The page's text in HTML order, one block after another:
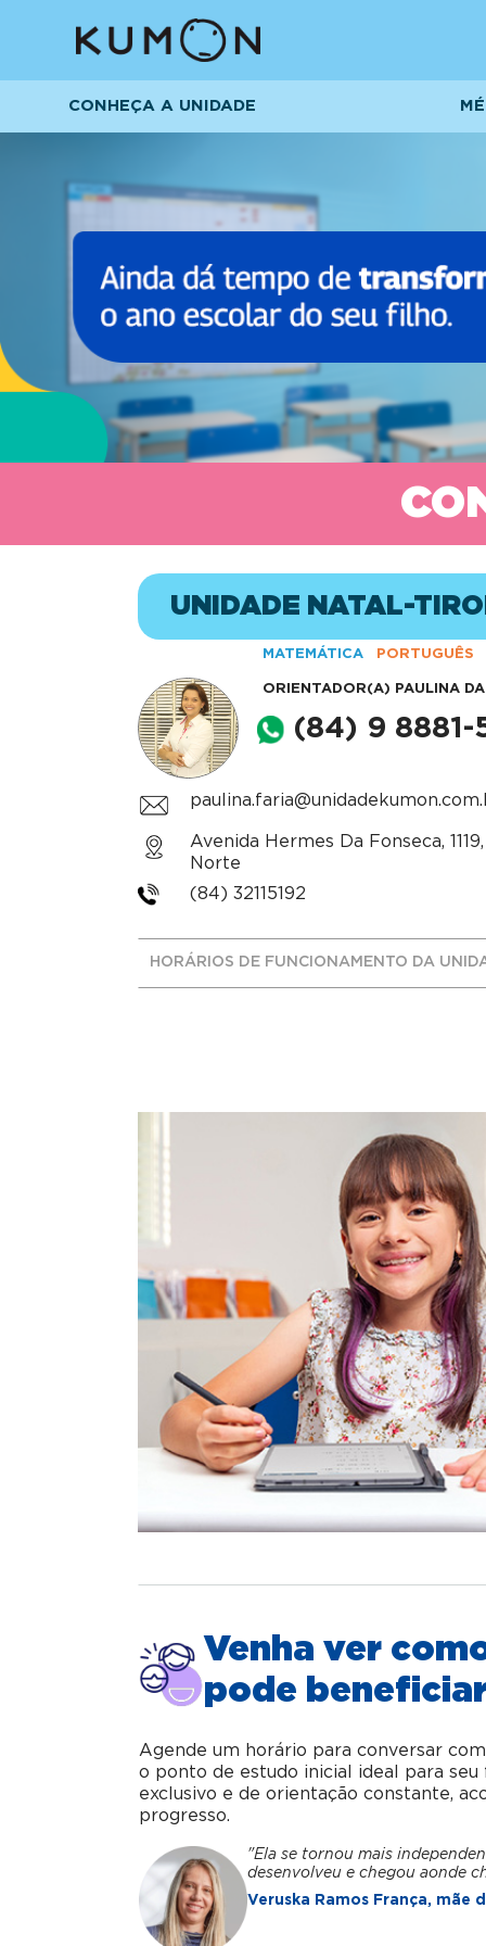
CONHEÇA A UNIDADE
UNIDADE NATAL-
MATEMÁTICA PORTUGUÊS
ORIENTADOR(A) PAULINA
(84) 9 8881-
Avenida Hermes Da Fonseca,
Norte
(84) 32115192
HORÁRIOS DE FUNCIONAMENTO DA
Venha ver
pode
Agende um horário para conversar
o ponto de estudo inicial ideal para
exclusivo e de orientação constante,
progresso.
"Ela se tornou mais
desenvolveu e chegou aonde
Veruska Ramos França, mãe